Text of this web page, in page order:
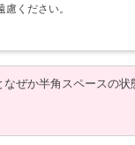
慮ください。
ぜか半角スペースの状